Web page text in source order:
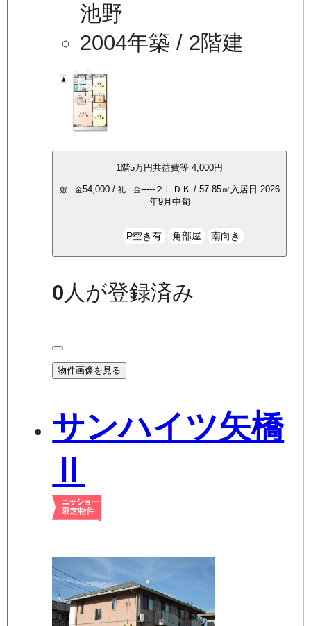
池野
2004年築 / 2階建
1 階5万円共益費等 4,000円
敷 金54,000/ 礼 金-----２ＬＤＫ / 57.85㎡ 入居日 2026
年9月中旬
P空き有 角部屋 南向き
0 人が登録済み
物件画像を見る
サンハイツ矢橋